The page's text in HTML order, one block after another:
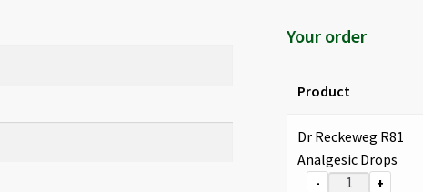
Your order
Product
Dr Reckeweg R81
Analgesic Drops
- +